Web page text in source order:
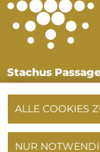
Stachus
Untergeschoss
Tel:+49 89 516
ALLE COOKIES
NUR